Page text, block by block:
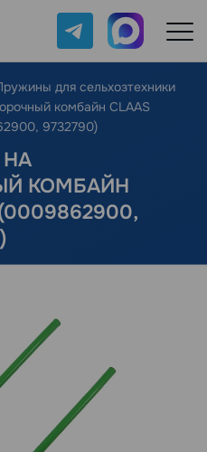
Telegram Max
для сельхозтехники
комбайн CLAAS
9732790)
КОМБАЙН